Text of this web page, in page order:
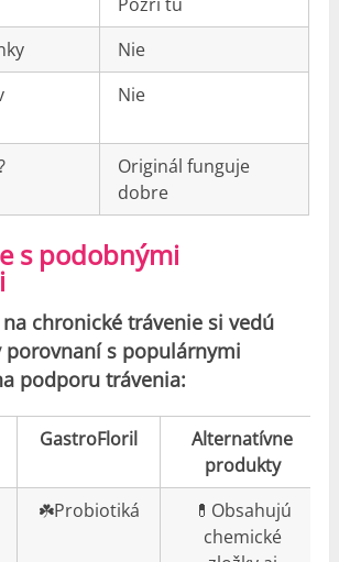
Nie
Nie
Originál funguje
dobre
s podobnými
chronické trávenie si vedú
s populárnymi
podporu trávenia:
GastroFloril
Alternatívne
produkty
☘️Probiotiká
💊Obsahujú
chemické